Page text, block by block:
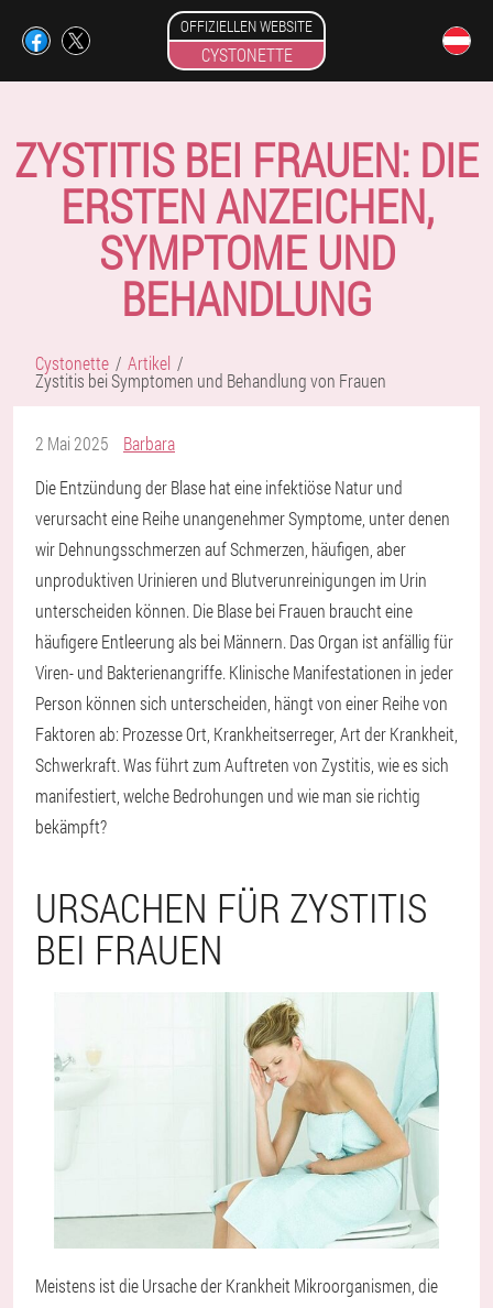
OFFIZIELLEN WEBSITE
CYSTONETTE
ZYSTITIS BEI FRAUEN: DIE
ERSTEN ANZEICHEN,
SYMPTOME UND
BEHANDLUNG
Cystonette Artikel
Zystitis bei Symptomen und Behandlung von Frauen
2 Mai 2025
Barbara
Die Entzündung der Blase hat eine infektiöse Natur und
verursacht eine Reihe unangenehmer Symptome, unter denen
wir Dehnungsschmerzen auf Schmerzen, häufigen, aber
unproduktiven Urinieren und Blutverunreinigungen im Urin
unterscheiden können. Die Blase bei Frauen braucht eine
häufigere Entleerung als bei Männern. Das Organ ist anfällig für
Viren- und Bakterienangriffe. Klinische Manifestationen in jeder
Person können sich unterscheiden, hängt von einer Reihe von
Faktoren ab: Prozesse Ort, Krankheitserreger, Art der Krankheit,
Schwerkraft. Was führt zum Auftreten von Zystitis, wie es sich
manifestiert, welche Bedrohungen und wie man sie richtig
bekämpft?
URSACHEN FÜR ZYSTITIS
BEI FRAUEN
Meistens ist die Ursache der Krankheit Mikroorganismen, die